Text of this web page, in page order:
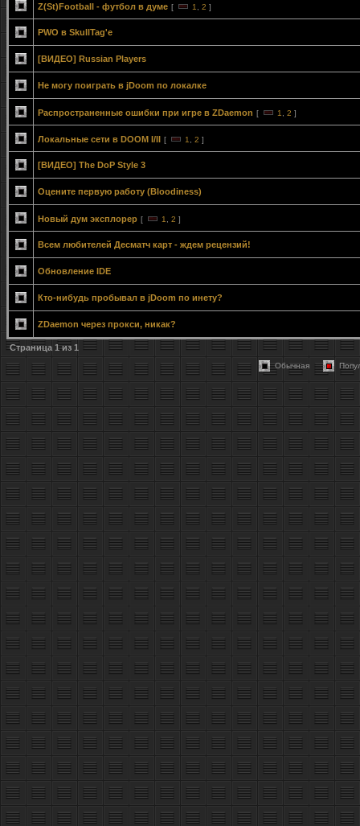
Z(St)Football - футбол в думе [ 1 2 ]
PWO в SkullTag'е
[ВИДЕО] Russian Players
Не могу поиграть в jDoom по локалке
Распространенные ошибки при игре в ZDaemon [ 1 2 ]
Локальные сети в DOOM I/II [ 1 2 ]
[ВИДЕО] The DoP Style 3
Оцените первую работу (Bloodiness)
Новый дум эксплорер [ 1 2 ]
Всем любителей Десматч карт - ждем рецензий!
Обновление IDE
Кто-нибудь пробывал в jDoom по инету?
ZDaemon через прокси, никак?
Страница 1из 1
Обычная